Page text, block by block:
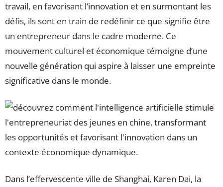
travail, en favorisant l’innovation et en surmontant les
défis, ils sont en train de redéfinir ce que signifie être
un entrepreneur dans le cadre moderne. Ce
mouvement culturel et économique témoigne d’une
nouvelle génération qui aspire à laisser une empreinte
significative dans le monde.
Dans l’effervescente ville de Shanghai, Karen Dai, la